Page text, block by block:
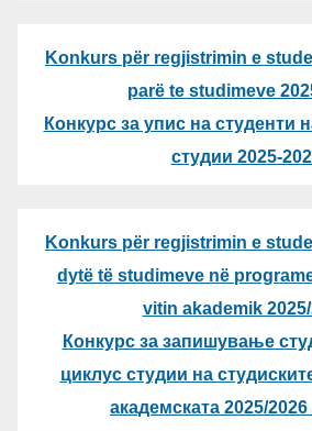
Konkurs për regjistrimin e
parë te studimeve
Конкурс за упис на студенти
студии 2025-
Konkurs për regjistrimin e
dytë të studimeve në
vitin akademik
Конкурс за запишување
циклус студии на
академската 2025/